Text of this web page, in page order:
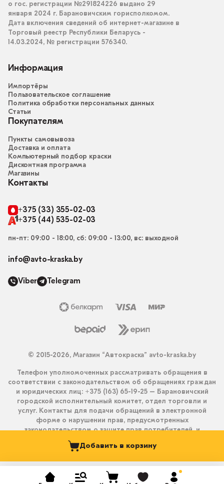
Добавить в корзину
о гос. регистрации №291824226 выдано 29
января 2024 г. Барановичским горисполкомом.
Дата включения сведений об интернет-магазине в
Торговый реестр Республики Беларусь -
14.03.2024, № регистрации 576340.
Информация
Импортёры
Пользовательское соглашение
Политика обработки персональных данных
Статьи
Покупателям
Пункты самовывоза
Доставка и оплата
Компьютерный подбор краски
Дисконтная программа
Магазины
Контакты
+375 (33) 355-02-03
+375 (44) 535-02-03
пн-пт: 09:00 - 18:00, сб: 09:00 - 13:00, вс: выходной
info@avto-kraska.by
Viber Telegram
© 2015-2026, Магазин “Автокраска” avto-kraska.by
Телефон уполномоченных рассматривать обращения в
соответствии с законодательством об обращениях граждан
и юридических лиц: +375 (163) 65-19-25 – Барановичский
городской исполнительный комитет, отдел торговли и
услуг. Контакты для подачи обращений в электронной
форме о нарушении прав, предусмотренных
законодательством о защите прав потребителей, и
получения ответа на них: info@avto-kraska.by и
+375333550203 (Viber, Telegram).